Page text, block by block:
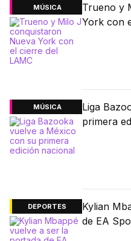
MÚSICA
Trueno y
York con
MÚSICA
Liga
primera
DEPORTES
Kylian
de EA